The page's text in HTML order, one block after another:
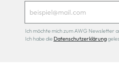
Ich möchte mich zum AWG Newsletter
Ich habe die Datenschutzerklärung